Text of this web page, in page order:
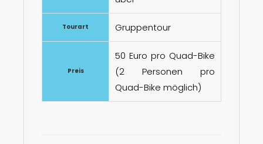
Tourart Gruppentour
Preis
50 Euro pro Quad-Bike
(2 Personen pro
Quad-Bike möglich)